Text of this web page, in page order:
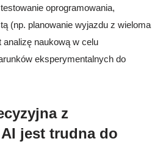
oprogramowania,
(np. planowanie wyjazdu z wieloma
naukową w celu
eksperymentalnych do
z
jest trudna do